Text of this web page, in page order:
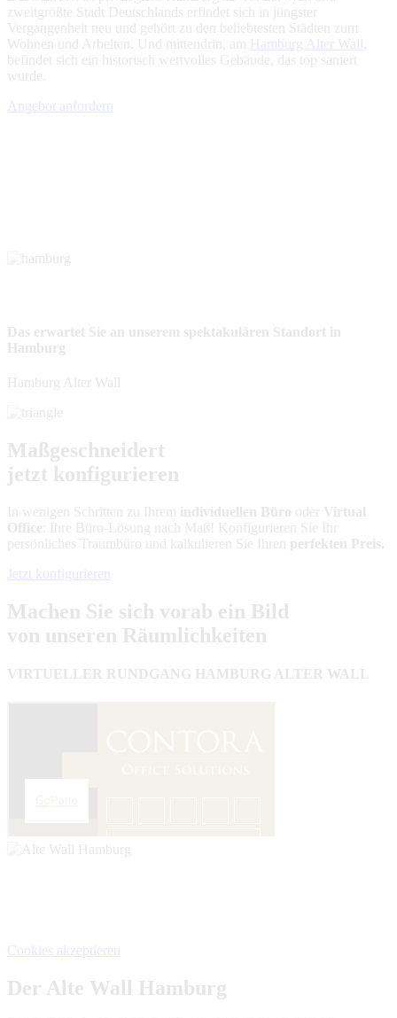
zweitgrößte Stadt Deutschlands erfindet sich in jüngster
Vergangenheit neu und gehört zu den beliebtesten Städten zum
Wohnen und Arbeiten. Und mittendrin, am Hamburg Alter Wall
befindet sich ein historisch wertvolles Gebäude, das top saniert
wurde.
Angebot anfordern
Das erwartet Sie an unserem spektakulären Standort in
Hamburg
Hamburg Alter Wall
Maßgeschneidert
jetzt konfigurieren
In wenigen Schritten zu Ihrem individuellen Büro oder Virtual
Office : Ihre Büro-Lösung nach Maß! Konfigurieren Sie Ihr
persönliches Traumbüro und kalkulieren Sie Ihren perfekten Preis.
Jetzt konfigurieren
Machen Sie sich vorab ein Bild
von unseren Räumlichkeiten
VIRTUELLER RUNDGANG HAMBURG ALTER WALL
Cookies akzeptieren
Der Alte Wall Hamburg